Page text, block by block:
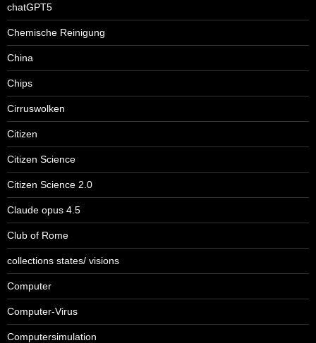
chatGPT5
Chemische Reinigung
China
Chips
Cirruswolken
Citizen
Citizen Science
Citizen Science 2.0
Claude opus 4.5
Club of Rome
collections states/ visions
Computer
Computer-Virus
Computersimulation